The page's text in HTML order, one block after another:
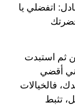
اتفضلي يا
ثم استبدت
أقضي
فالخيالات
تثبط